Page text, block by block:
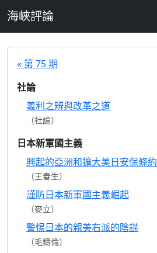
海峽評論
« 第 75 期
社論
義利之辨與改革之道
（社論）
日本新軍國主義
興起的亞洲和擴大美日安保條約
（王春生）
謹防日本新軍國主義崛起
（麥立）
警惕日本的親美右派的陰謀
（毛鑄倫）